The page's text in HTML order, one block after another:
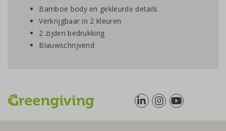
Bamboe body en gekleurde details
Verkrijgbaar in 2 kleuren
2 zijden bedrukking
Blauwschrijvend